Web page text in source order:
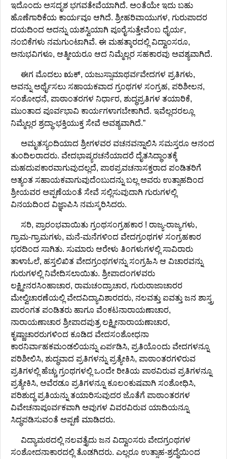
ಇದೊಂದು ಅಸದೃಶ ಭಗವತೇವೆಯಾಗಿದೆ. ಅಂತೆಯೇ ಇದು ಬಹು
ಹೊಣೆಗಾರಿಕೆಯ ಕಾರ್ಯವೂ ಆಗಿದೆ. ಶ್ರೀಹರಿವಾಯುಗಳ, ಗುರುಪಾದರ
ದಯದಿಂದ ಅದನ್ನು ಯಶಸ್ವಿಯಾಗಿ ಪೂರೈಸುತ್ತೇವೆಂಬ ಧೈರ್ಯ,
ನಂಬಿಕೆಗಳು ನಮಗುಂಟಾಗಿವೆ. ಈ ಮಹತ್ಕಾರದಲ್ಲಿ ವಿದ್ವಾಂಸರೂ,
ಅನುಭವಿಗಳೂ, ಆತ್ಮೀಯರೂ ಆದ ನಿಮ್ಮೆಲ್ಲರ ಸಹಕಾರವು ಅವಶ್ಯವಾಗಿದೆ.
ಈಗ ಮೊದಲು ಋಕ್, ಯಜುಸ್ಸಾಮಾಥರ್ವವೇದಗಳ ಪ್ರತಿಗಳು,
ಅವನ್ನು ಅರ್ಥೈಸಲು ಸಹಾಯಕವಾದ ಗ್ರಂಥಗಳ ಸಂಗ್ರಹ, ಪರಿಶೀಲನ,
ಸಂಶೋಧನೆ, ಪಾಠಾಂತರಗಳ ನಿರ್ಧಾರ, ಶುದ್ಧಪ್ರತಿಗಳ ತಯಾರಿಕೆ,
ಮುಂತಾದ ಪೂರ್ವಭಾವಿ ಕಾರ್ಯಗಳಾಗಬೇಕಾಗಿದೆ. ಇವೆಲ್ಲದರಲ್ಲೂ
ನಿಮ್ಮೆಲ್ಲರ ಶ್ರದ್ಧಾ-ಭಕ್ತಿಯುಕ್ತ ಸೇವೆ ಅವಶ್ಯವಾಗಿದೆ.”
ಅಮೃತಸ್ಯಂದಿಯಾದ ಶ್ರೀಗಳವರ ವಚನವನ್ನಾಲಿಸಿ ಸಮಸ್ತರೂ ಆನಂದ
ತುಂದಿಲರಾದರು. ವೇದಭಾಷ್ಯರಚನೆಯಾದರೆ ದೈತಸಿದ್ಧಾಂತಕ್ಕೆ
ಮಹದುಪಕಾರವಾಗುವುದಲ್ಲದೆ, ಪಾಠಪ್ರವಚನಾಸಕ್ತರಾದ ಪಂಡಿತರಿಗೆ
ಅತ್ಯಂತ ಸಹಾಯಕವಾಗುವುದೆಂಬುದನ್ನು ಬಲ್ಲ ಅವರು ಉತ್ಸಾಹದಿಂದ
ಶ್ರೀಯವರ ಅಪ್ಪಣೆಯಂತೆ ಸೇವೆ ಸಲ್ಲಿಸುವುದಾಗಿ ಗುರುಗಳಲ್ಲಿ
ವಿನಯದಿಂದ ವಿಜ್ಞಾಪಿಸಿ ನಮಸ್ಕರಿಸಿದರು.
ಸರಿ, ಪ್ರಾರಂಭವಾಯಿತು ಗ್ರಂಥಸಂಗ್ರಹಕಾರ ! ರಾಜ್ಯ-ರಾಜ್ಯಗಳು,
ಗ್ರಾಮ-ಗ್ರಾಮಗಳು, ಮನೆ-ಮನೆಗಳಿಂದ ವೇದಗ್ರಂಥಗಳ ಸಂಗ್ರಹಕಾರ
ಭರದಿಂದ ಸಾಗಿತು. ಸುಮಾರು ಆರೇಳು ತಿಂಗಳುಗಳಲ್ಲಿ ಸಾವಿರಾರು
ತಾಳಾಓಲೆ, ಹಸ್ತಲಿಖಿತ ವೇದಗ್ರಂಥಗಳನ್ನು ಸಂಗ್ರಹಿಸಿ ಆ ವಿಚಾರವನ್ನು
ಗುರುಗಳಲ್ಲಿ ನಿವೇದಿಸಲಾಯಿತು. ಶ್ರೀಪಾದಂಗಳವರು
ಲಕ್ಷ್ಮೀನರಸಿಂಹಾಚಾರ, ರಾಮಚಂದ್ರಾಚಾರ, ಗುರುರಾಜಾಚಾರರ
ಮೇಲ್ವಿಚಾರಣೆಯಲ್ಲಿ ವೇದವಿದ್ಯಾವಿಶಾರದರು, ನಲವತ್ತು ಐವತ್ತು ಜನ ಶಾಸ್ತ್ರ
ಪಾರಂಗತ ಪಂಡಿತರು ಹಾಗೂ ವೆಂಕಟನಾರಾಯಣಾಚಾರ,
ನಾರಾಯಣಾಚಾರ ಶ್ರೀಪಾದಪುತ್ರ ಲಕ್ಷ್ಮೀನಾರಾಯಣಾಚಾರ,
ಕೃಷ್ಣಾಚಾರರುಗಳಿಂದ ಕೂಡಿದ ವೇದಸಂಶೋಧನಾ
ಕಾರನಿರ್ವಾಹಕಮಂಡಲಿಯನ್ನು ಏರ್ಪಡಿಸಿ, ಪ್ರತಿಯೊಂದು ವೇದಗಳನ್ನೂ
ಪರಿಶೀಲಿಸಿ, ಶುದ್ಧವಾದ ಪ್ರತಿಗಳನ್ನು ಪ್ರತ್ಯೇಕಿಸಿ, ಪಾಠಾಂತರಗಳಿರುವ
ಪ್ರತಿಗಳಲ್ಲಿ ಹೆಚ್ಚು ಗ್ರಂಥಗಳಲ್ಲಿ ಒಂದೇ ರೀತಿಯ ಪಾಠವಿರುವ ಪ್ರತಿಗಳನ್ನೂ
ಪ್ರತ್ಯೇಕಿಸಿ, ಅವೆರಡೂ ಪ್ರತಿಗಳನ್ನೂ ಕೂಲಂಕುಷವಾಗಿ ಸಂಶೋಧಿಸಿ,
ಪರಿಶುದ್ಧ ಪ್ರತಿಯನ್ನು ತಯಾರಿಸುವುದರ ಜೊತೆಗೆ ಪಾಠಾಂತರಗಳ
ವಿವೇಚನಾಪೂರ್ವಕವಾಗಿ ಅವುಗಳ ವಿವರವಿರುವ ಯಾದಿಯನ್ನೂ
ಸಿದ್ಧಪಡಿಸುವಂತೆ ಅಪ್ಪಣೆ ಮಾಡಿದರು.
ವಿದ್ಯಾಮಠದಲ್ಲಿ ನಲವತ್ತೈದು ಜನ ವಿದ್ವಾಂಸರು ವೇದಗ್ರಂಥಗಳ
ಸಂಶೋದನಾಕಾರದಲ್ಲಿ ತೊಡಗಿದರು. ಎಲ್ಲರೂ ಉತ್ಸಾಹ-ಶ್ರದ್ಧೆಯಿಂದ